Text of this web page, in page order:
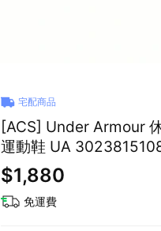
宅配商品
[ACS] Under Armour
運動鞋 UA
$1,880
免運費